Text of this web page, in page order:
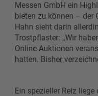
Messen GmbH ein
bieten zu können – der
Hahn sieht darin
Trostpflaster: „Wir
Online-Auktionen
hatten. Bisher
Ein spezieller Reiz